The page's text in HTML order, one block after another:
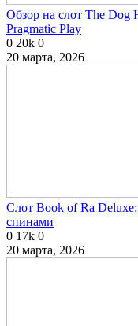
Обзор на слот The Dog
Pragmatic Play
0 20k 0
20 марта, 2026
Слот Book of Ra
спинами
0 17k 0
20 марта, 2026